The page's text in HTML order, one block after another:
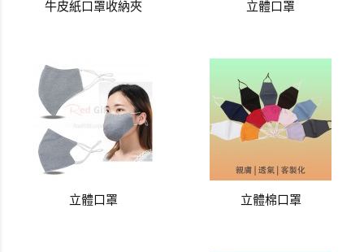
牛皮紙口罩收納夾 立體口罩
立體口罩 立體棉口罩